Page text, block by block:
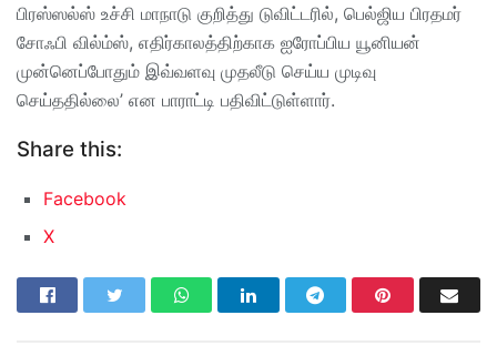
பிரஸ்ஸல்ஸ் உச்சி மாநாடு குறித்து டுவிட்டரில், பெல்ஜிய பிரதமர்
சோஃபி வில்ம்ஸ், எதிர்காலத்திற்காக ஐரோப்பிய யூனியன்
முன்னெப்போதும் இவ்வளவு முதலீடு செய்ய முடிவு
செய்ததில்லை’ என பாராட்டி பதிவிட்டுள்ளார்.
Share this:
Facebook
X